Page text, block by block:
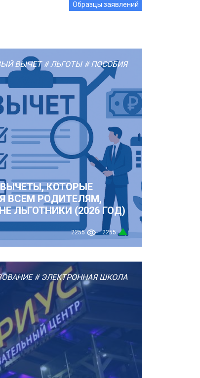
Образцы заявлений
ВЫЧЕТ # ЛЬГОТЫ # ПОСОБИЯ
КОТОРЫЕ
ВСЕМ РОДИТЕЛЯМ,
ЛЬГОТНИКИ (2026 ГОД)
2255 2255
# ЭЛЕКТРОННАЯ ШКОЛА